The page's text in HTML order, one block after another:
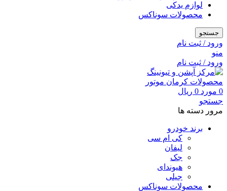
لوازم یدکی
محصولات سوناکس
جستجو
ورود / ثبت نام
منو
ورود / ثبت نام
0 مورد 0 ریال
جستجو
مرور دسته ها
برند خودرو
کی ام سی
لیفان
جک
هیوندای
جیلی
محصولات سوناکس